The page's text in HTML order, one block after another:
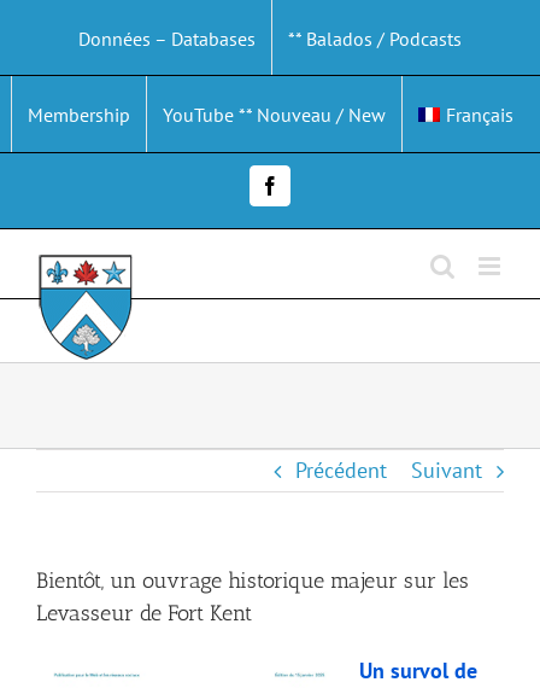
contenu
Données – Databases ** Balados / Podcasts
Membership YouTube ** Nouveau / New Français
Facebook
Précédent Suivant
Bientôt, un ouvrage historique majeur sur les
Levasseur de Fort Kent
Un survol de